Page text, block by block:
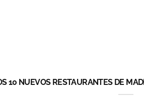
10 NUEVOS RESTAURANTES DE